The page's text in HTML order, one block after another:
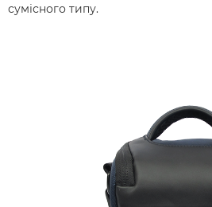
сумісного типу.